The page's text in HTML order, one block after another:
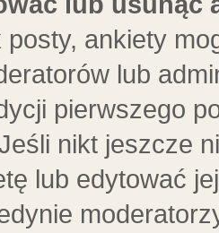
posty, ankiety
lub
pierwszego
nikt jeszcze
lub edytować